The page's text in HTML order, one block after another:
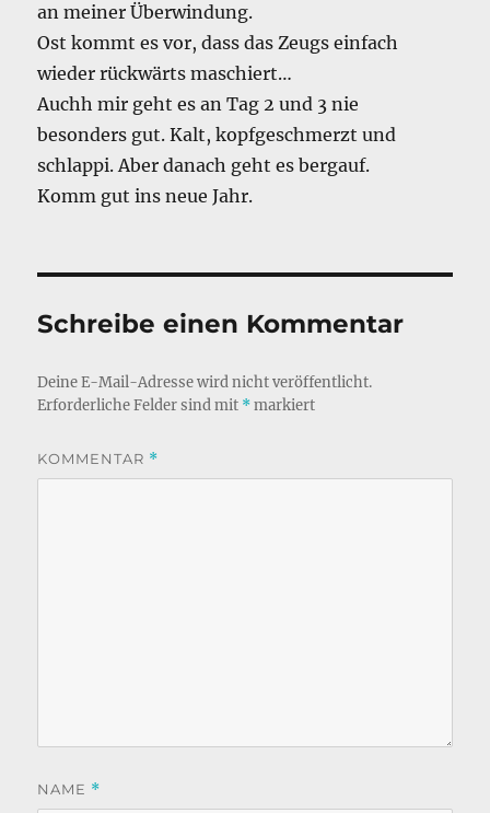
an meiner Überwindung.
Ost kommt es vor, dass das Zeugs einfach
wieder rückwärts maschiert…
Auchh mir geht es an Tag 2 und 3 nie
besonders gut. Kalt, kopfgeschmerzt und
schlappi. Aber danach geht es bergauf.
Komm gut ins neue Jahr.
Schreibe einen Kommentar
Deine E-Mail-Adresse wird nicht veröffentlicht.
Erforderliche Felder sind mit *markiert
KOMMENTAR *
NAME *